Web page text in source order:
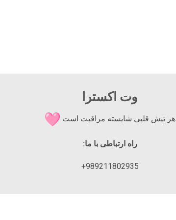
وت اکسترا
هر تپش قلبی شایسته مراقبت است
راه ارتباطی با ما:
989211802935+